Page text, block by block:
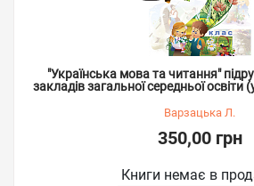
"Українська мова та читання"
закладів загальної середньої освіти
Варзацька Л.
350,00 грн
Книги немає в